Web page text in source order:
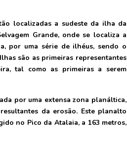
localizadas a sudeste da ilha da
Grande, onde se localiza a
por uma série de ilhéus, sendo o
são as primeiras representantes
tal como as primeiras a serem
por uma extensa zona planáltica,
da erosão. Este planalto
no Pico da Atalaia, a 163 metros,